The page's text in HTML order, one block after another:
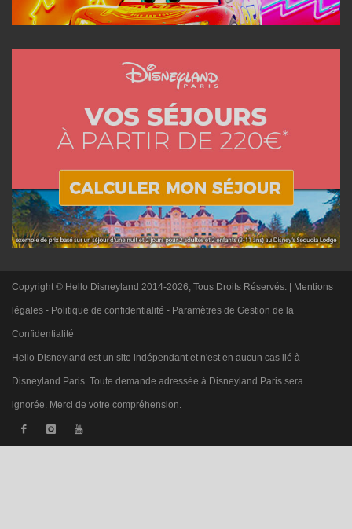
Copyright © Hello Disneyland 2014-2026, Tous Droits Réservés. | Mentions
légales - Politique de confidentialité - Paramètres de Gestion de la
Confidentialité
Hello Disneyland est un site indépendant et n'est en aucun cas lié à
Disneyland Paris. Toute demande adressée à Disneyland Paris sera
ignorée. Merci de votre compréhension.